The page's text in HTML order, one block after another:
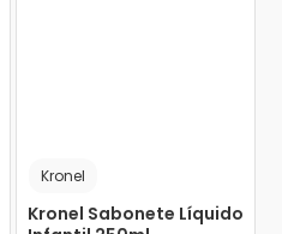
Kronel
Kronel Sabonete Líquido